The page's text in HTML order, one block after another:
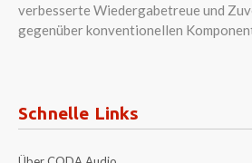
verbesserte Wiedergabetreue und
gegenüber konventionellen
Schnelle Links